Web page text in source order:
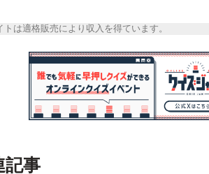
は適格販売により収入を得ています。
記事